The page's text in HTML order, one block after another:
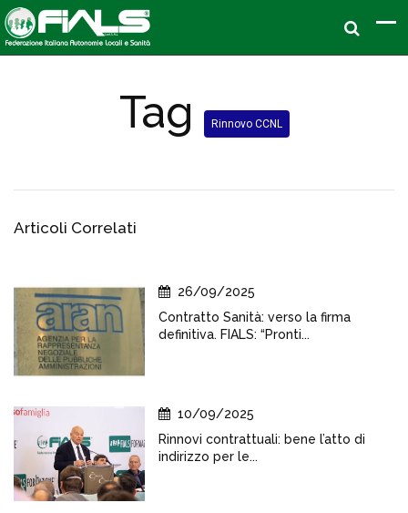
Tag Rinnovo CCNL
Articoli Correlati
26/09/2025
Contratto Sanità: verso la firma
definitiva. FIALS: “Pronti...
10/09/2025
Rinnovi contrattuali: bene l’atto di
indirizzo per le...